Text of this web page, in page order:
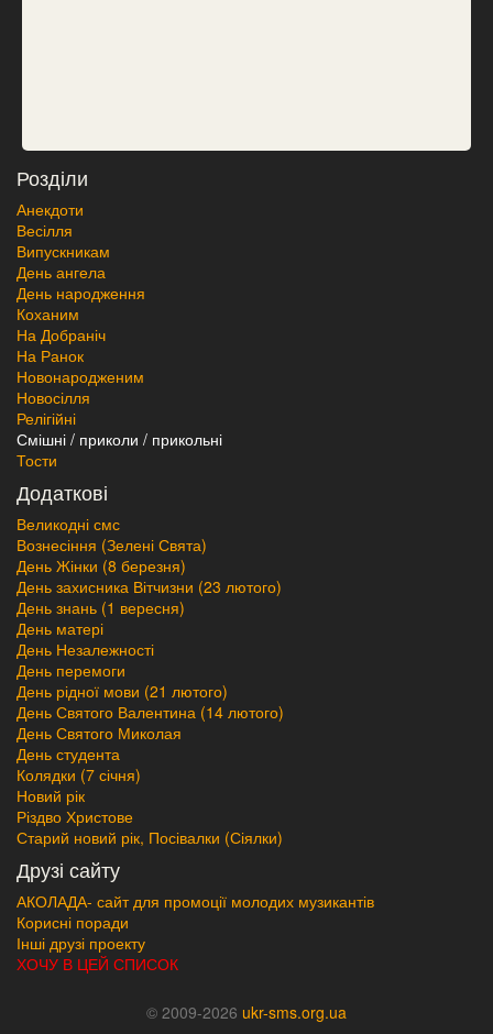
Розділи
Анекдоти
Весілля
Випускникам
День ангела
День народження
Коханим
На Добраніч
На Ранок
Новонародженим
Новосілля
Релігійні
Смішні / приколи / прикольні
Тости
Додаткові
Великодні смс
Вознесіння (Зелені Свята)
День Жінки (8 березня)
День захисника Вітчизни (23 лютого)
День знань (1 вересня)
День матері
День Незалежності
День перемоги
День рідної мови (21 лютого)
День Святого Валентина (14 лютого)
День Святого Миколая
День студента
Колядки (7 січня)
Новий рік
Різдво Христове
Старий новий рік, Посівалки (Сіялки)
Друзі сайту
АКОЛАДА- сайт для промоції молодих музикантів
Корисні поради
Інші друзі проекту
ХОЧУ В ЦЕЙ СПИСОК
© 2009-2026 ukr-sms.org.ua